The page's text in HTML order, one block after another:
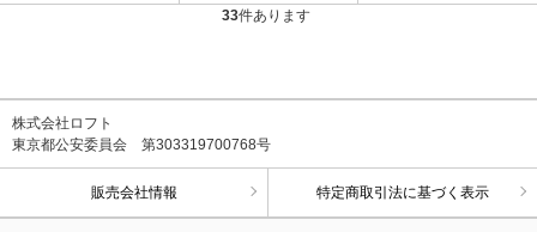
33件あります
株式会社ロフト
東京都公安委員会 第303319700768号
販売会社情報 特定商取引法に基づく表示